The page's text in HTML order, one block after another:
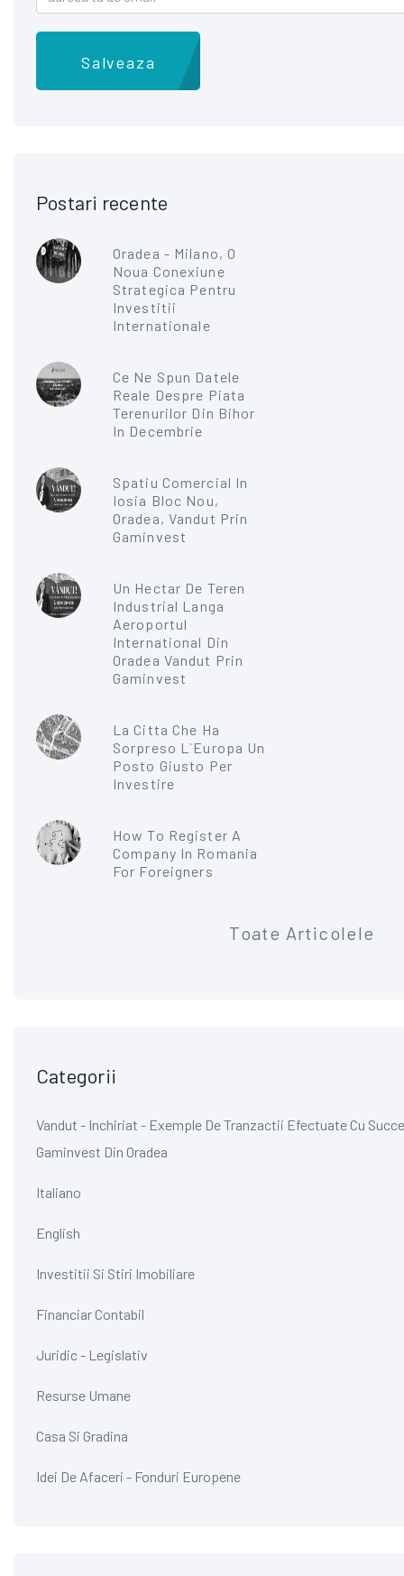
Salveaza
Postari recente
Oradea - Milano, O
Noua Conexiune
Strategica Pentru
Investitii
Internationale
Ce Ne Spun Datele
Reale Despre Piata
Terenurilor Din Bihor
In Decembrie
Spatiu Comercial In
Iosia Bloc Nou,
Oradea, Vandut Prin
Gaminvest
Un Hectar De Teren
Industrial Langa
Aeroportul
International Din
Oradea Vandut Prin
Gaminvest
La Citta Che Ha
Sorpreso L`Europa Un
Posto Giusto Per
Investire
How To Register A
Company In Romania
For Foreigners
Toate Articolele
Categorii
Vandut - Inchiriat - Exemple De Tranzactii Efectuate Cu
Gaminvest Din Oradea
Italiano
English
Investitii Si Stiri Imobiliare
Financiar Contabil
Juridic - Legislativ
Resurse Umane
Casa Si Gradina
Idei De Afaceri - Fonduri Europene